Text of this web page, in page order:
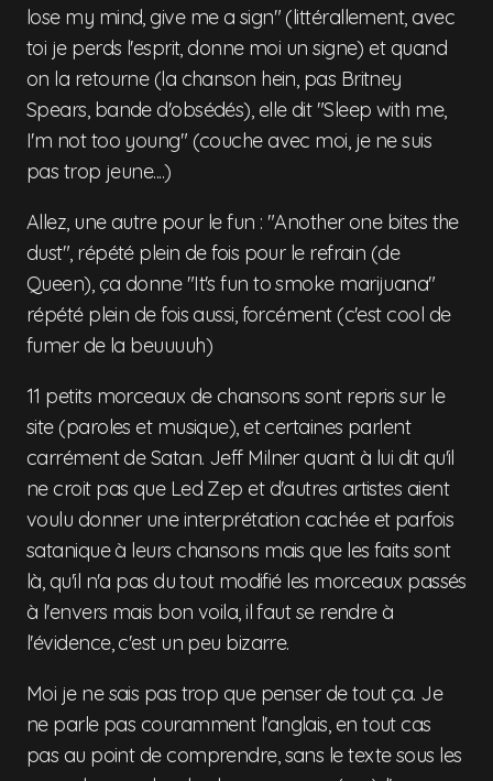
lose my mind, give me a sign" (littérallement, avec
toi je perds l'esprit, donne moi un signe) et quand
on la retourne (la chanson hein, pas Britney
Spears, bande d'obsédés), elle dit "Sleep with me,
I'm not too young" (couche avec moi, je ne suis
pas trop jeune....)
Allez, une autre pour le fun : "Another one bites the
dust", répété plein de fois pour le refrain (de
Queen), ça donne "It's fun to smoke marijuana"
répété plein de fois aussi, forcément (c'est cool de
fumer de la beuuuuh)
11 petits morceaux de chansons sont repris sur le
site (paroles et musique), et certaines parlent
carrément de Satan. Jeff Milner quant à lui dit qu'il
ne croit pas que Led Zep et d'autres artistes aient
voulu donner une interprétation cachée et parfois
satanique à leurs chansons mais que les faits sont
là, qu'il n'a pas du tout modifié les morceaux passés
à l'envers mais bon voila, il faut se rendre à
l'évidence, c'est un peu bizarre.
Moi je ne sais pas trop que penser de tout ça. Je
ne parle pas couramment l'anglais, en tout cas
pas au point de comprendre, sans le texte sous les